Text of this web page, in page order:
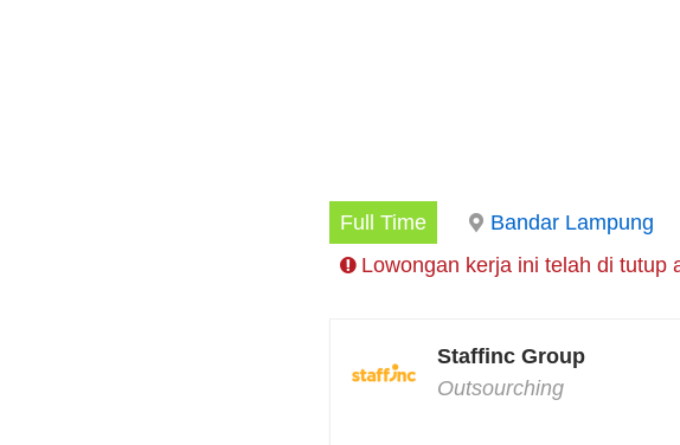
Full Time Bandar Lampung
Lowongan kerja ini telah di tutup
Staffinc Group
Outsourching